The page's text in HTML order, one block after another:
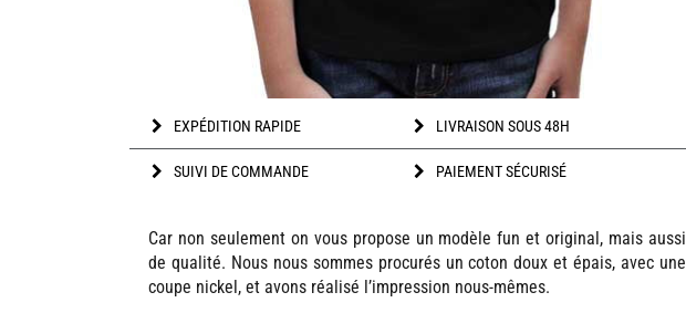
EXPÉDITION RAPIDE LIVRAISON SOUS 48H
SUIVI DE COMMANDE PAIEMENT SÉCURISÉ
Car non seulement on vous propose un modèle fun et original, mais aussi
de qualité. Nous nous sommes procurés un coton doux et épais, avec une
coupe nickel, et avons réalisé l’impression nous-mêmes.